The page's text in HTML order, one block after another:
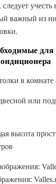
учесть
важный из
для
в
или
высота